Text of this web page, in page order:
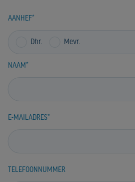
AANHEF
Dhr. Mevr.
NAAM
E-MAILADRES
TELEFOONNUMMER